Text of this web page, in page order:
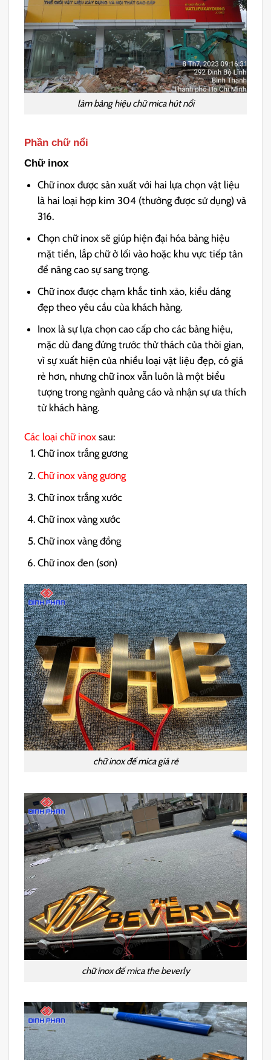
làm bảng hiệu chữ mica hút nổi
Phầnchữ nổi
Chữ inox
Chữ inox được sản xuất với hai lựa chọn vật liệu
là hai loại hợp kim 304 (thường được sử dụng) và
316.
Chọn chữ inox sẽ giúp hiện đại hóa bảng hiệu
mặt tiền, lắp chữ ở lối vào hoặc khu vực tiếp tân
để nâng cao sự sang trọng.
Chữ inox được chạm khắc tinh xảo, kiểu dáng
đẹp theo yêu cầu của khách hàng.
Inox là sự lựa chọn cao cấp cho các bảng hiệu,
mặc dù đang đứng trước thử thách của thời gian,
vì sự xuất hiện của nhiều loại vật liệu đẹp, có giá
rẻ hơn, nhưng chữ inox vẫn luôn là một biểu
tượng trong ngành quảng cáo và nhận sự ưa thích
từ khách hàng.
Các loại chữ inox sau:
Chữ inox trắng gương
Chữ inox vàng gương
Chữ inox trắng xước
Chữ inox vàng xước
Chữ inox vàng đồng
Chữ inox đen (sơn)
chữ inox đế mica giá rẻ
chữ inox đế mica the beverly